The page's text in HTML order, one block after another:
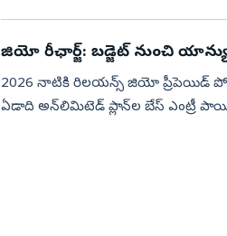
జియో రీఛార్జ్: బడ్జెట్ నుంచి
2026 నాటికి రిలయన్స్ జియో ప్రీపెయిడ్
ఏడాది అన్‌లిమిటెడ్ ప్లాన్‌ల బేస్ ఎంట్రీ